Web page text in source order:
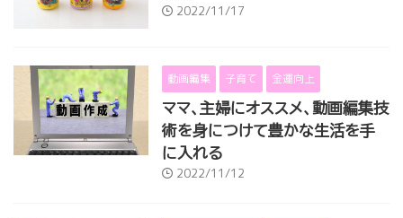
2022/11/17
動画編集 子育て
金運向上
ママ、主婦にオススメ、動画編集技
術を身につけて豊かな生活を手
に入れる
2022/11/12